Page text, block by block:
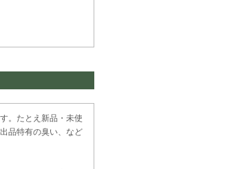
。たとえ新品・未使
品特有の臭い、など